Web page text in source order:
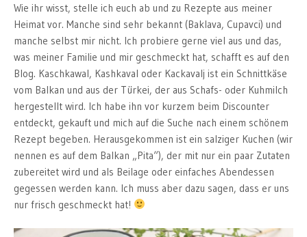
Wie ihr wisst, stelle ich euch ab und zu Rezepte aus meiner
Heimat vor. Manche sind sehr bekannt (Baklava, Cupavci) und
manche selbst mir nicht. Ich probiere gerne viel aus und das,
was meiner Familie und mir geschmeckt hat, schafft es auf den
Blog. Kaschkawal, Kashkaval oder Kackavalj ist ein Schnittkäse
vom Balkan und aus der Türkei, der aus Schafs- oder Kuhmilch
hergestellt wird. Ich habe ihn vor kurzem beim Discounter
entdeckt, gekauft und mich auf die Suche nach einem schönem
Rezept begeben. Herausgekommen ist ein salziger Kuchen (wir
nennen es auf dem Balkan „Pita“), der mit nur ein paar Zutaten
zubereitet wird und als Beilage oder einfaches Abendessen
gegessen werden kann. Ich muss aber dazu sagen, dass er uns
nur frisch geschmeckt hat!